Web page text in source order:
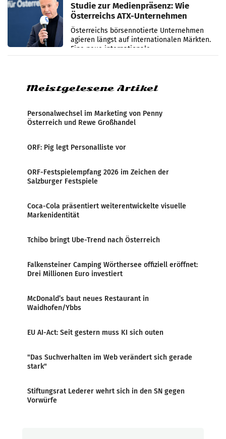
Studie zur Medienpräsenz: Wie
Österreichs ATX-Unternehmen
international wahrgenommen
werden
Österreichs börsennotierte Unternehmen
agieren längst auf internationalen Märkten.
Eine neue internationale
Medienresonanzanalyse untersucht die
Meistgelesene Artikel
Personalwechsel im Marketing von Penny
Österreich und Rewe Großhandel
ORF: Pig legt Personalliste vor
ORF-Festspielempfang 2026 im Zeichen der
Salzburger Festspiele
Coca-Cola präsentiert weiterentwickelte visuelle
Markenidentität
Tchibo bringt Ube-Trend nach Österreich
Falkensteiner Camping Wörthersee offiziell eröffnet:
Drei Millionen Euro investiert
McDonald’s baut neues Restaurant in
Waidhofen/Ybbs
EU AI-Act: Seit gestern muss KI sich outen
"Das Suchverhalten im Web verändert sich gerade
stark"
Stiftungsrat Lederer wehrt sich in den SN gegen
Vorwürfe